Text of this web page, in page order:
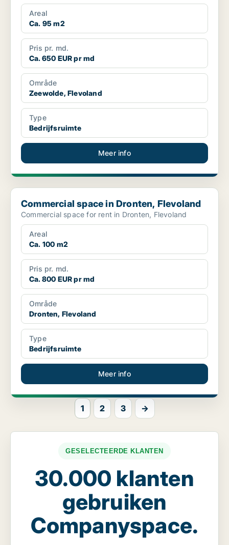
Areal
Ca. 95 m2
Pris pr. md.
Ca. 650 EUR pr md
Område
Zeewolde, Flevoland
Type
Bedrijfsruimte
Meer info
Commercial space in Dronten, Flevoland
Commercial space in Dronten, Flevoland
Commercial space for rent in Dronten, Flevoland
Areal
Ca. 100 m2
Pris pr. md.
Ca. 800 EUR pr md
Område
Dronten, Flevoland
Type
Bedrijfsruimte
Meer info
1 2 3 →
GESELECTEERDE KLANTEN
30.000 klanten
gebruiken
Companyspace.